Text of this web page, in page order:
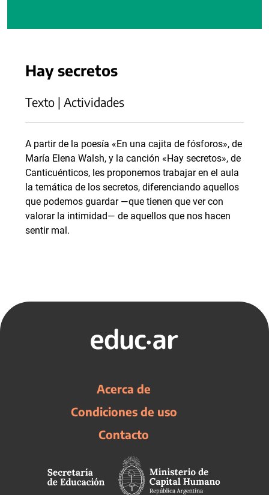
Hay secretos
Texto | Actividades
A partir de la poesía «En una cajita de fósforos», de
María Elena Walsh, y la canción «Hay secretos», de
Canticuénticos, les proponemos trabajar en el aula
la temática de los secretos, diferenciando aquellos
que podemos guardar —que tienen que ver con
valorar la intimidad— de aquellos que nos hacen
sentir mal.
Acerca de
Condiciones de uso
Contacto